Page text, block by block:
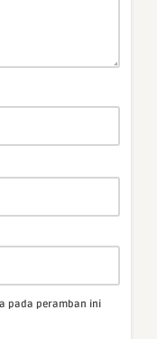
pada peramban ini